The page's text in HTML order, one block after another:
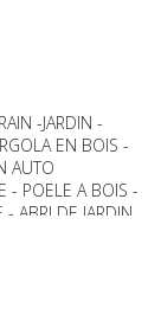
-JARDIN -
EN BOIS -
AUTO
- POELE A BOIS -
- ABRI DE JARDIN
AV CUISINE
ET JARDIN